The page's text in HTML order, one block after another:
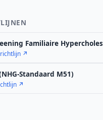
Familiaire
↗
Standaard M51)
↗